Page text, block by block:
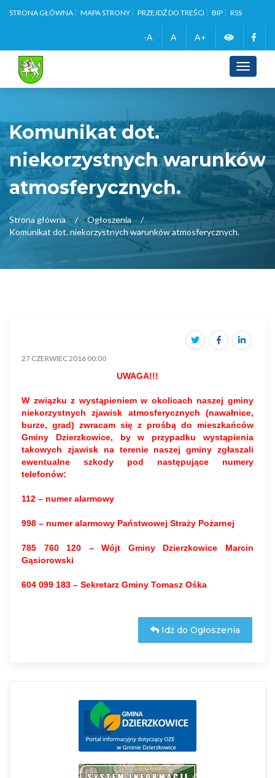
STRONA GŁÓWNA MAPA STRONY PRZEJDŹ DO TREŚCI BIP RSS
-A A A+ Zmień
wersję
Toggle
Komunikat dot.
niekorzystnych warunków
atmosferycznych.
Strona główna
Ogłoszenia
Komunikat dot. niekorzystnych warunków atmosferycznych.
27 CZERWIEC 2016 00:00
UWAGA!!!
W związku z wystąpieniem w okolicach naszej gminy
niekorzystnych zjawisk atmosferycznych (nawałnice,
burze, grad) zwracam się z prośbą do mieszkańców
Gminy Dzierzkowice, by w przypadku wystąpienia
takowych zjawisk na terenie naszej gminy zgłaszali
ewentualne szkody pod następujące numery
telefonów:
112 – numer alarmowy
998 – numer alarmowy Państwowej Straży Pożarnej
785 760 120 – Wójt Gminy Dzierzkowice Marcin
Gąsiorowski
604 099 183 – Sekretarz Gminy Tomasz Ośka
Idź do Ogłoszenia